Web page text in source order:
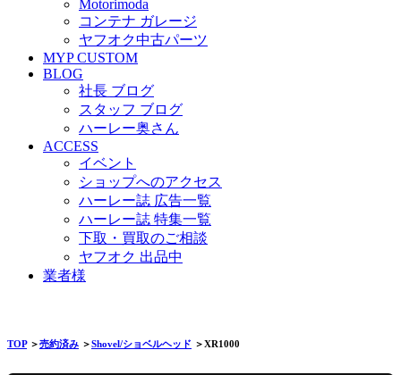
Motorimoda
コンテナ ガレージ
ヤフオク中古パーツ
MYP CUSTOM
BLOG
社長 ブログ
スタッフ ブログ
ハーレー奥さん
ACCESS
イベント
ショップへのアクセス
ハーレー誌 広告一覧
ハーレー誌 特集一覧
下取・買取のご相談
ヤフオク 出品中
業者様
TOP＞売約済み ＞Shovel/ショベルヘッド ＞XR1000